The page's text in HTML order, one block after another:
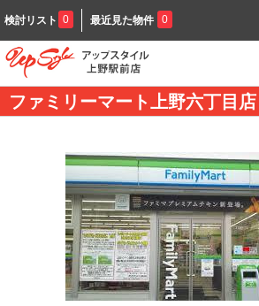
検討リスト 0 最近見た物件 0
ファミリーマート上野六丁目店